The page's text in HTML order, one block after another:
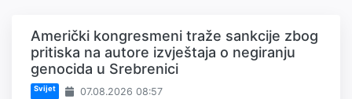
Američki kongresmeni traže sankcije zbog
pritiska na autore izvještaja o negiranju
genocida u Srebrenici
Svijet 07.08.2026 08:57